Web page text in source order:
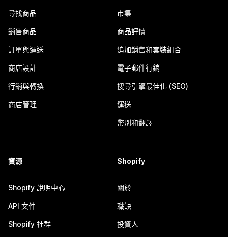
尋找商品
銷售商品
訂單與運送
商店設計
行銷與轉換
商店管理
市集
商品評價
追加銷售和套裝組合
電子郵件行銷
搜尋引擎最佳化 (SEO)
運送
幣別和翻譯
資源
Shopify 說明中心
API 文件
Shopify 社群
Shopify
關於
職缺
投資人